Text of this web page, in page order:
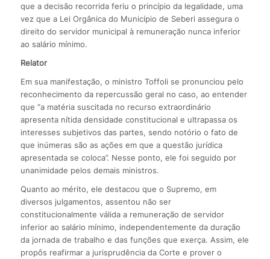
que a decisão recorrida feriu o princípio da legalidade, uma
vez que a Lei Orgânica do Município de Seberi assegura o
direito do servidor municipal à remuneração nunca inferior
ao salário mínimo.
Relator
Em sua manifestação, o ministro Toffoli se pronunciou pelo
reconhecimento da repercussão geral no caso, ao entender
que “a matéria suscitada no recurso extraordinário
apresenta nítida densidade constitucional e ultrapassa os
interesses subjetivos das partes, sendo notório o fato de
que inúmeras são as ações em que a questão jurídica
apresentada se coloca”. Nesse ponto, ele foi seguido por
unanimidade pelos demais ministros.
Quanto ao mérito, ele destacou que o Supremo, em
diversos julgamentos, assentou não ser
constitucionalmente válida a remuneração de servidor
inferior ao salário mínimo, independentemente da duração
da jornada de trabalho e das funções que exerça. Assim, ele
propôs reafirmar a jurisprudência da Corte e prover o